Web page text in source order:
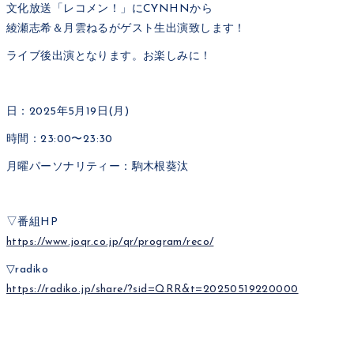
文化放送「レコメン！」にCYNHNから
綾瀬志希＆月雲ねるがゲスト生出演致します！
ライブ後出演となります。お楽しみに！
日：2025年5月19日(月)
時間：23:00〜23:30
月曜パーソナリティー：駒木根葵汰
▽番組HP
https://www.joqr.co.jp/qr/program/reco/
▽radiko
https://radiko.jp/share/?sid=QRR&t=20250519220000